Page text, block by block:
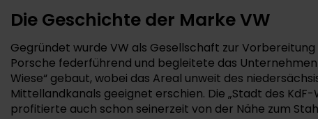
Die Geschichte der Marke VW
Gegründet wurde VW als Gesellschaft zur
Porsche federführend und begleitete das
Wiese“ gebaut, wobei das Areal unweit des
Mittellandkanals geeignet erschien. Die „Stadt des
profitierte auch schon seinerzeit von der Nähe zum